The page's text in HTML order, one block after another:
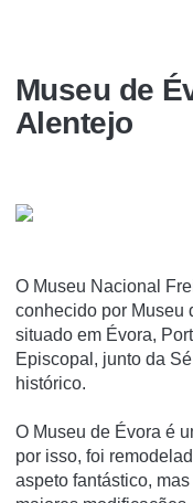
Museu de
Alentejo
O Museu Nacional
conhecido por Museu
situado em Évora,
Episcopal, junto da
histórico.
O Museu de Évora é
por isso, foi
aspeto fantástico,